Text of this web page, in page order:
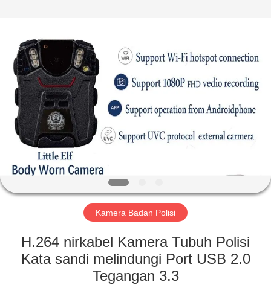
RUMAH
PRODUK
VIDEO
PERTUNJUKAN
VR
TENTANG
KAMI
Rights
Reserved.
Kamera Badan Polisi
H.264 nirkabel Kamera Tubuh Polisi
Kata sandi melindungi Port USB 2.0
Tegangan 3.3